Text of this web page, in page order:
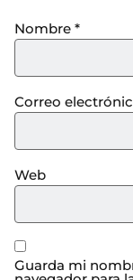
Nombre *
Correo
Web
Guarda mi